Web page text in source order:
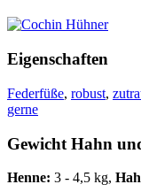
Eigenschaften
Federfüße, robust,
gerne
Gewicht Hahn
Henne: 3 - 4,5 kg,